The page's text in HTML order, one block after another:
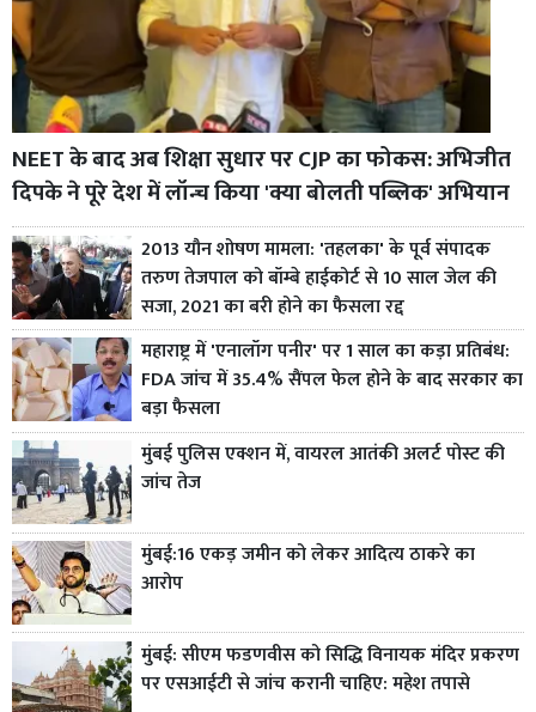
NEET के बाद अब शिक्षा सुधार पर CJP का फोकस: अभिजीत
दिपके ने पूरे देश में लॉन्च किया 'क्या बोलती पब्लिक' अभियान
2013 यौन शोषण मामला: 'तहलका' के पूर्व संपादक
तरुण तेजपाल को बॉम्बे हाईकोर्ट से 10 साल जेल की
सजा, 2021 का बरी होने का फैसला रद्द
महाराष्ट्र में 'एनालॉग पनीर' पर 1 साल का कड़ा प्रतिबंध:
FDA जांच में 35.4% सैंपल फेल होने के बाद सरकार का
बड़ा फैसला
मुंबई पुलिस एक्शन में, वायरल आतंकी अलर्ट पोस्ट की
जांच तेज
मुंबई:16 एकड़ जमीन को लेकर आदित्य ठाकरे का
आरोप
मुंबई: सीएम फडणवीस को सिद्धि विनायक मंदिर प्रकरण
पर एसआईटी से जांच करानी चाहिए: महेश तपासे